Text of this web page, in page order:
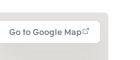
Go to Google Map